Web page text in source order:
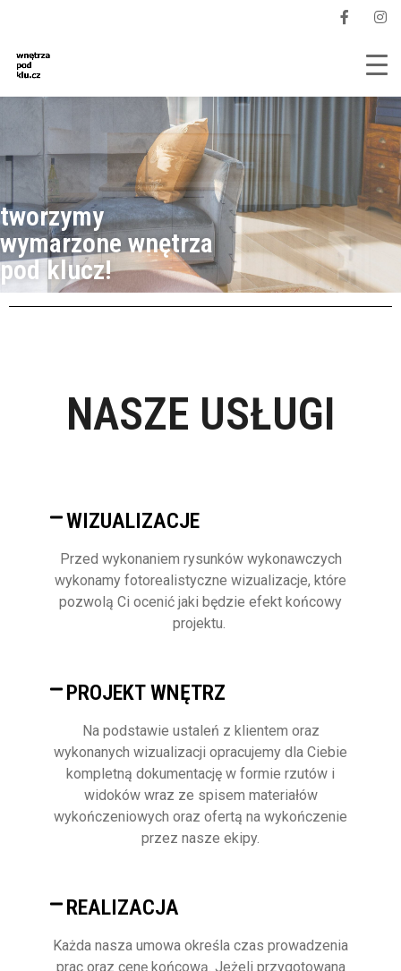
tworzymy
wymarzone wnętrza
pod klucz!
NASZE USŁUGI
WIZUALIZACJE
Przed wykonaniem rysunków wykonawczych
wykonamy fotorealistyczne wizualizacje, które
pozwolą Ci ocenić jaki będzie efekt końcowy
projektu.
PROJEKT WNĘTRZ
Na podstawie ustaleń z klientem oraz
wykonanych wizualizacji opracujemy dla Ciebie
kompletną dokumentację w formie rzutów i
widoków wraz ze spisem materiałów
wykończeniowych oraz ofertą na wykończenie
przez nasze ekipy.
REALIZACJA
Każda nasza umowa określa czas prowadzenia
prac oraz cenę końcową. Jeżeli przygotowana